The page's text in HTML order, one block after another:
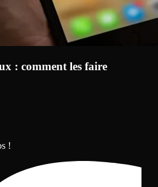
: comment les faire
!